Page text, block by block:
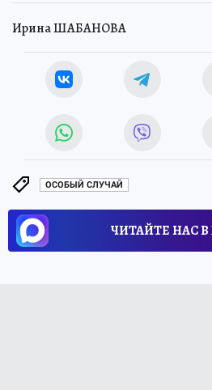
Ирина ШАБАНОВА
ОСОБЫЙ СЛУЧАЙ
ЧИТАЙТЕ НАС